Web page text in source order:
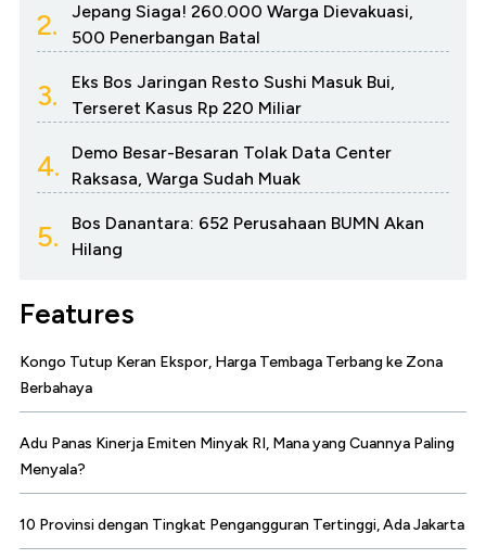
2.
Jepang Siaga! 260.000 Warga Dievakuasi,
500 Penerbangan Batal
3.
Eks Bos Jaringan Resto Sushi Masuk Bui,
Terseret Kasus Rp 220 Miliar
4.
Demo Besar-Besaran Tolak Data Center
Raksasa, Warga Sudah Muak
5.
Bos Danantara: 652 Perusahaan BUMN Akan
Hilang
Features
Kongo Tutup Keran Ekspor, Harga Tembaga Terbang ke Zona
Berbahaya
Adu Panas Kinerja Emiten Minyak RI, Mana yang Cuannya Paling
Menyala?
10 Provinsi dengan Tingkat Pengangguran Tertinggi, Ada Jakarta